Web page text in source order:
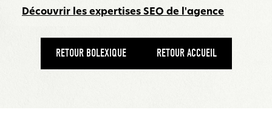
Découvrir les expertises SEO de l'agence
RETOUR BOLEXIQUE RETOUR ACCUEIL